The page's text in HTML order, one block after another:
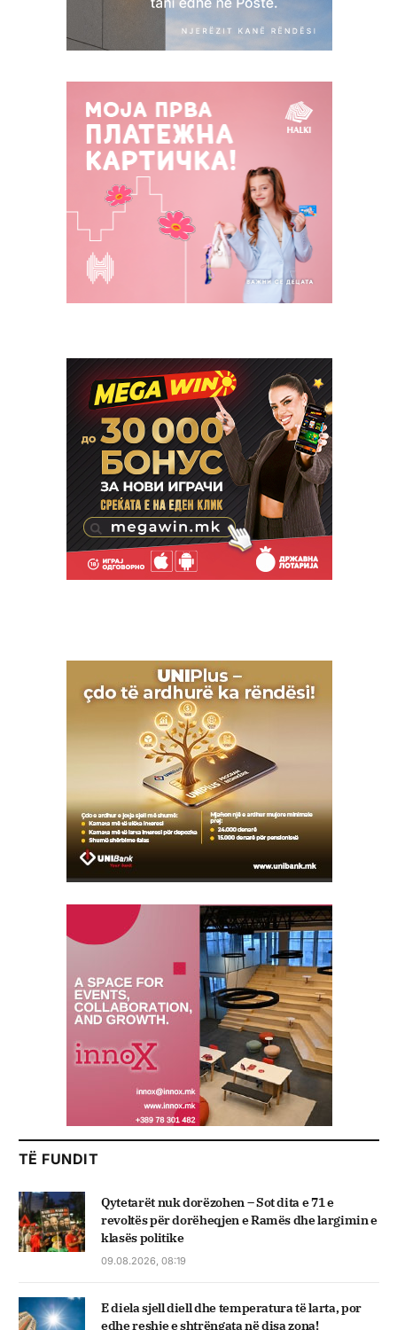
TË FUNDIT
Qytetarët nuk dorëzohen – Sot dita e 71 e
revoltës për dorëheqjen e Ramës dhe largimin e
klasës politike
09.08.2026, 08:19
E diela sjell diell dhe temperatura të larta, por
edhe reshje e shtrëngata në disa zona!